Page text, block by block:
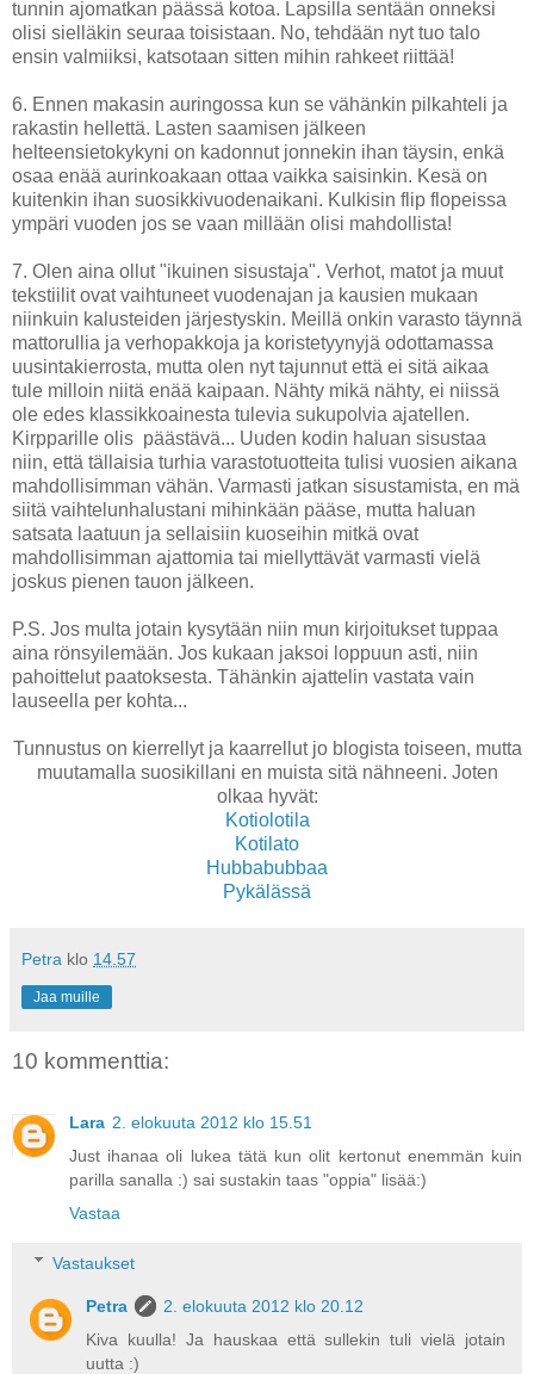
tunnin ajomatkan päässä kotoa. Lapsilla sentään onneksi
olisi sielläkin seuraa toisistaan. No, tehdään nyt tuo talo
ensin valmiiksi, katsotaan sitten mihin rahkeet riittää!
6. Ennen makasin auringossa kun se vähänkin pilkahteli ja
rakastin hellettä. Lasten saamisen jälkeen
helteensietokykyni on kadonnut jonnekin ihan täysin, enkä
osaa enää aurinkoakaan ottaa vaikka saisinkin. Kesä on
kuitenkin ihan suosikkivuodenaikani. Kulkisin flip flopeissa
ympäri vuoden jos se vaan millään olisi mahdollista!
7. Olen aina ollut "ikuinen sisustaja". Verhot, matot ja muut
tekstiilit ovat vaihtuneet vuodenajan ja kausien mukaan
niinkuin kalusteiden järjestyskin. Meillä onkin varasto täynnä
mattorullia ja verhopakkoja ja koristetyynyjä odottamassa
uusintakierrosta, mutta olen nyt tajunnut että ei sitä aikaa
tule milloin niitä enää kaipaan. Nähty mikä nähty, ei niissä
ole edes klassikkoainesta tulevia sukupolvia ajatellen.
Kirpparille olis päästävä... Uuden kodin haluan sisustaa
niin, että tällaisia turhia varastotuotteita tulisi vuosien aikana
mahdollisimman vähän. Varmasti jatkan sisustamista, en mä
siitä vaihtelunhalustani mihinkään pääse, mutta haluan
satsata laatuun ja sellaisiin kuoseihin mitkä ovat
mahdollisimman ajattomia tai miellyttävät varmasti vielä
joskus pienen tauon jälkeen.
P.S. Jos multa jotain kysytään niin mun kirjoitukset tuppaa
aina rönsyilemään. Jos kukaan jaksoi loppuun asti, niin
pahoittelut paatoksesta. Tähänkin ajattelin vastata vain
lauseella per kohta...
Tunnustus on kierrellyt ja kaarrellut jo blogista toiseen, mutta
muutamalla suosikillani en muista sitä nähneeni. Joten
olkaa hyvät:
Kotiolotila
Kotilato
Hubbabubbaa
Pykälässä
Petra klo 14.57
Jaa muille
10 kommenttia:
Lara 2. elokuuta 2012 klo 15.51
Just ihanaa oli lukea tätä kun olit kertonut enemmän kuin
parilla sanalla :) sai sustakin taas "oppia" lisää:)
Vastaa
Vastaukset
Petra
2. elokuuta 2012 klo 20.12
Kiva kuulla! Ja hauskaa että sullekin tuli vielä jotain
uutta :)